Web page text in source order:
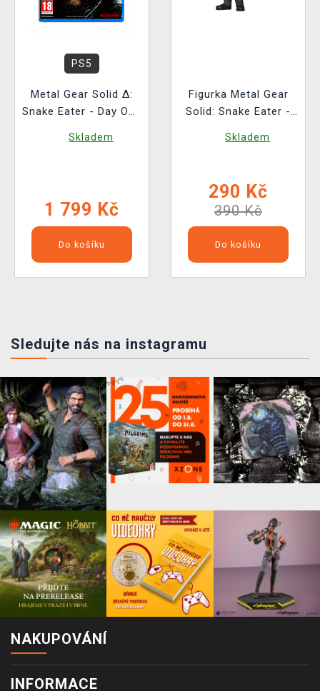
PS5
Metal Gear Solid Δ:
Snake Eater - Day One
Skladem
1 799 Kč
Do košíku
Figurka Metal Gear
Solid: Snake Eater -
POP! Games 1053)
Skladem
290 Kč
390 Kč
Do košíku
Sledujte nás na instagramu
NAKUPOVÁNÍ
INFORMACE